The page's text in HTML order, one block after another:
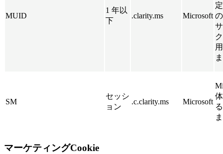
MUID
1 年以
下
.clarity.ms Microsoft
SM
セッシ
ョン
.c.clarity.ms Microsoft
マーケティングCookie